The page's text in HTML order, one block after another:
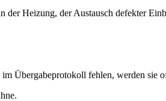
Heizung, der Austausch defekter
Übergabeprotokoll fehlen, werden sie